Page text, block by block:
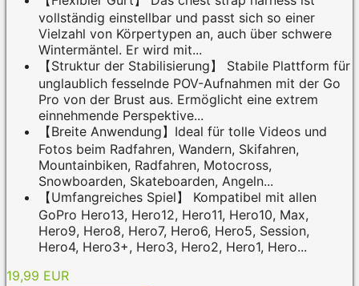
vollständig einstellbar und passt sich so einer
Vielzahl von Körpertypen an, auch über schwere
Wintermäntel. Er wird mit...
【Struktur der Stabilisierung】 Stabile Plattform für
unglaublich fesselnde POV-Aufnahmen mit der Go
Pro von der Brust aus. Ermöglicht eine extrem
einnehmende Perspektive...
【Breite Anwendung】Ideal für tolle Videos und
Fotos beim Radfahren, Wandern, Skifahren,
Mountainbiken, Radfahren, Motocross,
Snowboarden, Skateboarden, Angeln...
【Umfangreiches Spiel】 Kompatibel mit allen
GoPro Hero13, Hero12, Hero11, Hero10, Max,
Hero9, Hero8, Hero7, Hero6, Hero5, Session,
Hero4, Hero3+, Hero3, Hero2, Hero1, Hero...
19,99 EUR